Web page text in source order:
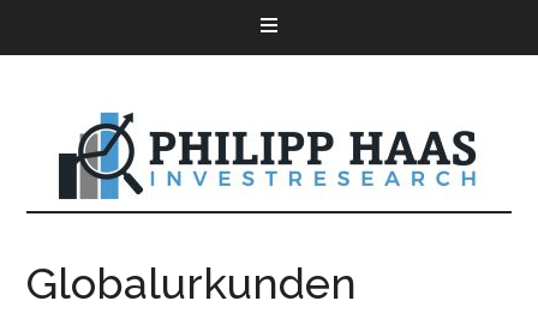
Globalurkunden